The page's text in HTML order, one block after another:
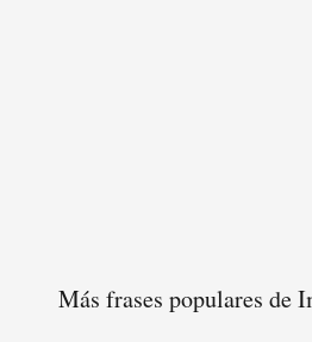
Más frases populares de